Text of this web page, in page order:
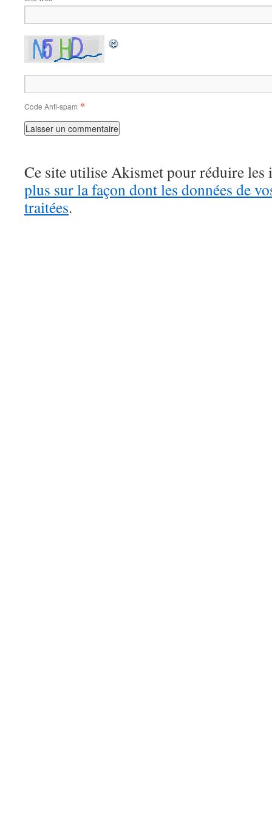
Code Anti-spam *
Ce site utilise Akismet pour réduire les
plus sur la façon dont les données de
traitées.